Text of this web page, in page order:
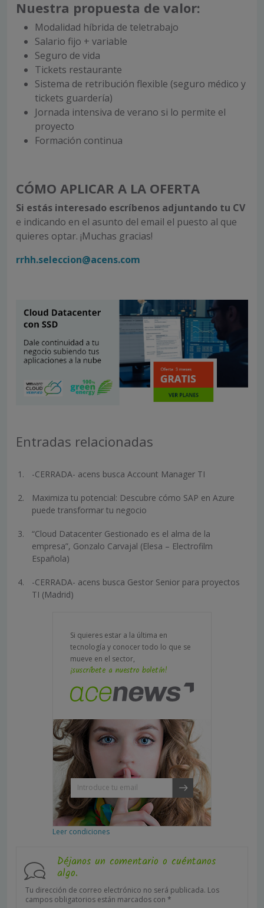
Nuestra propuesta de valor:
Modalidad híbrida de teletrabajo
Salario fijo + variable
Seguro de vida
Tickets restaurante
Sistema de retribución flexible (seguro médico y
tickets guardería)
Jornada intensiva de verano si lo permite el
proyecto
Formación continua
CÓMO APLICAR A LA OFERTA
Si estás interesado escríbenos adjuntando tu CV
e indicando en el asunto del email el puesto al que
quieres optar. ¡Muchas gracias!
rrhh.seleccion@acens.com
Entradas relacionadas
-CERRADA- acens busca Account Manager TI
Maximiza tu potencial: Descubre cómo SAP en Azure
puede transformar tu negocio
“Cloud Datacenter Gestionado es el alma de la
empresa”, Gonzalo Carvajal (Elesa – Electrofilm
Española)
-CERRADA- acens busca Gestor Senior para proyectos
TI (Madrid)
Si quieres estar a la última en
tecnología y conocer todo lo que se
mueve en el sector,
¡suscríbete a nuestro boletín!
Leer condiciones
Déjanos un comentario o cuéntanos
algo.
Tu dirección de correo electrónico no será publicada. Los
campos obligatorios están marcados con *